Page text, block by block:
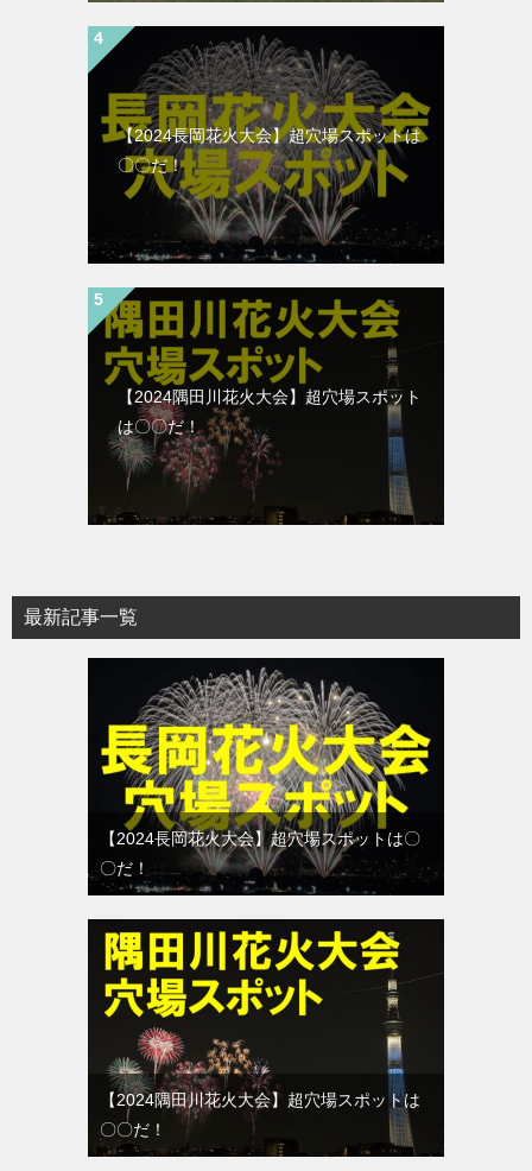
【2024長岡花火大会】超穴場スポットは
〇〇だ！
【2024隅田川花火大会】超穴場スポット
は〇〇だ！
最新記事一覧
【2024長岡花火大会】超穴場スポットは〇
〇だ！
【2024隅田川花火大会】超穴場スポットは
〇〇だ！